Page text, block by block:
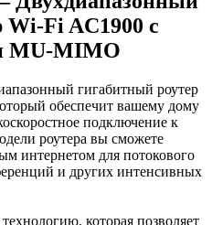
Wi-Fi AC1900 с
MU-MIMO
гигабитный роутер
обеспечит вашему дому
подключение к
роутера вы сможете
интернетом для потокового
и других интенсивных
которая позволяет